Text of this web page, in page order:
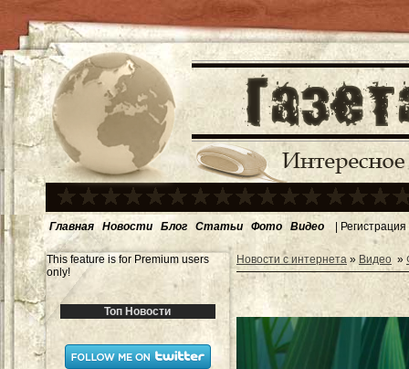
Главная Новости Блог Статьи Фото Видео | Регистрация
This feature is for Premium users
only!
Топ Новости
Новости с интернета » Видео »